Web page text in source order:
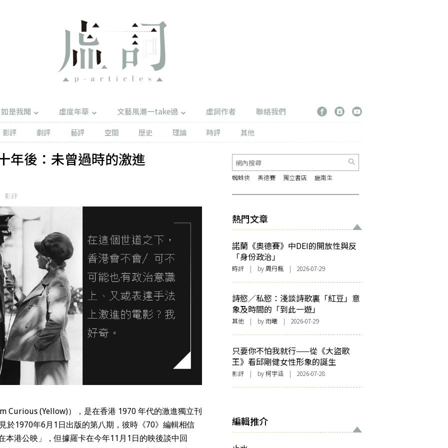
如是我聞 虛度年華 文藝風潮一take過 虛詞作者
聯絡我們
影評
劇評 藝評 空間 歷史 理論 時評 其他
年後：未曾過時的激進
影評
Curious (Yellow)），是在香港 1970 年代的激進獨立刊
於1970年6月1日出版的第八期，彼時《70》編輯相信
本港公映」，但據羅卡在今年11月1日的映後談中回
蜘蛛俠 奧德賽 獨立書店 施南生
熱門文章
諾蘭《奧德賽》中DEI的開放性與反
「身份政治」
時評 | by 周丹楓 | 2026-07-29
詩慾／私慾：淺談詩歌裏「紅豆」意
象及時間的「到此一遊」
其他 | by 雨曦 | 2026-07-29
只要你不怕我就行——從《大盜歌
王》看邱剛健女性形象的誕生
影評 | by 柯宇涵 | 2026-07-28
編輯推介